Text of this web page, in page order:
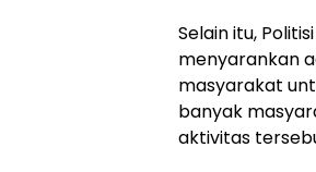
Selain itu,
menyarankan
masyarakat
banyak
aktivitas